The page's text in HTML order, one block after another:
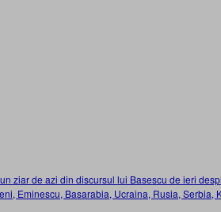
ziar de azi din discursul lui Basescu de ieri
Eminescu, Basarabia, Ucraina, Rusia, Serbia,